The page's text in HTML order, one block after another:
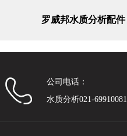
罗威邦水质分析配件
公司电话：
水质分析021-69910081